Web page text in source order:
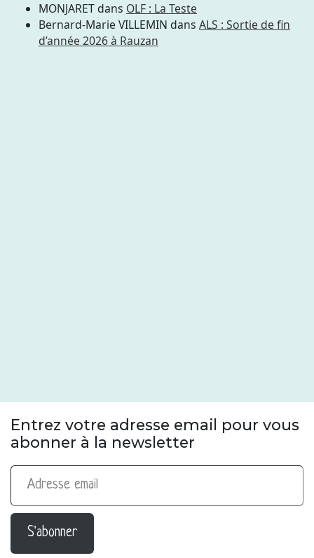
MONJARETdans OLF : La Teste
Bernard-Marie VILLEMIN dans ALS : Sortie de fin
d’année 2026 à Rauzan
Entrez votre adresse email pour vous
abonner à la newsletter
Adresse email
S'abonner